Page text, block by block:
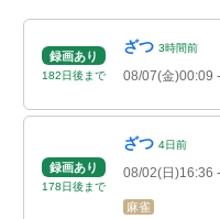
録画あり
182日後 まで
ざつ 3時間前
08/07(金)00:09
録画あり
178日後 まで
ざつ 4日前
08/02(日)16:36
麻雀